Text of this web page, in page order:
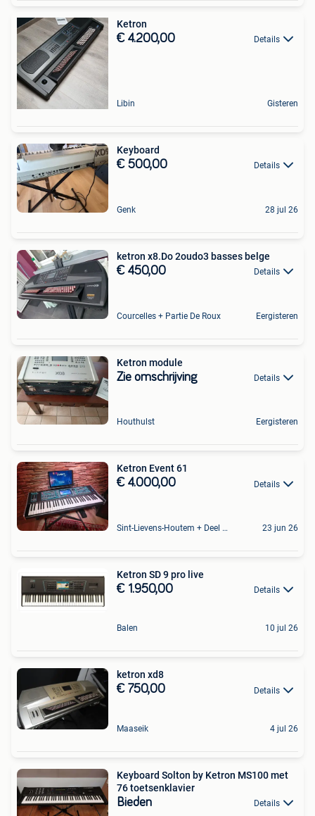
Ketron
€ 4.200,00 Details
Libin Gisteren
Keyboard
€ 500,00 Details
Genk 28 jul 26
ketron x8.Do 2oudo3 basses belge
€ 450,00 Details
Courcelles + Partie De Roux Eergisteren
Ketron module
Zie omschrijving Details
Houthulst Eergisteren
Ketron Event 61
€ 4.000,00 Details
Sint-Lievens-Houtem + Deel Oombergen 23 jun 26
Ketron SD 9 pro live
€ 1.950,00 Details
Balen 10 jul 26
ketron xd8
€ 750,00 Details
Maaseik 4 jul 26
Keyboard Solton by Ketron MS100 met
76 toetsenklavier
Bieden Details